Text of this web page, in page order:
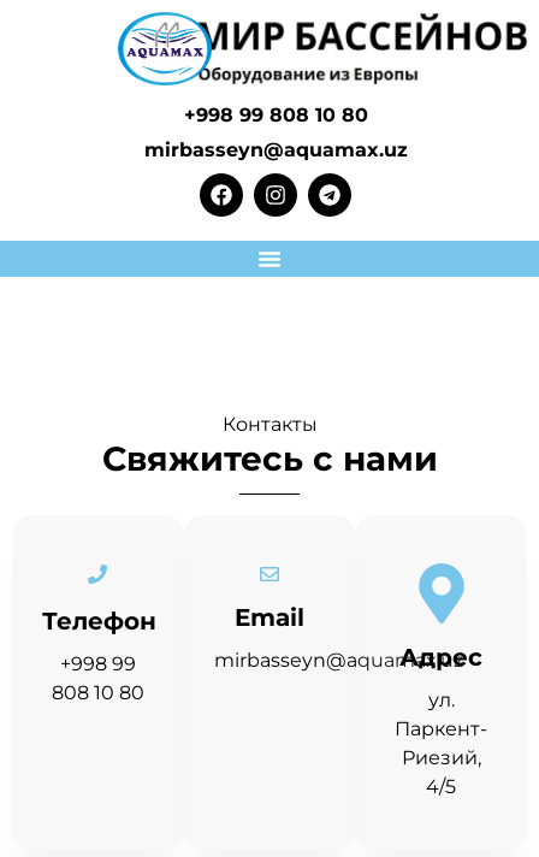
+998 99 808 10 80
mirbasseyn@aquamax.uz
Контакты
Свяжитесь с нами
Телефон
+998 99
808 10 80
Email
mirbasseyn@aquamax.uz
Адрес
ул.
Паркент-
Риезий,
4/5